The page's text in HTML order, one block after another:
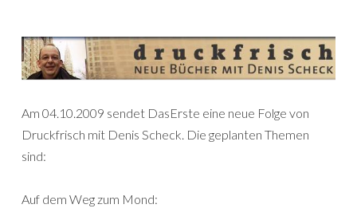
Am 04.10.2009 sendet DasErste eine neue Folge von
Druckfrisch mit Denis Scheck. Die geplanten Themen
sind:
Auf dem Weg zum Mond: